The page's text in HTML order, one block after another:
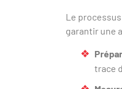
Le
garantir une
trace